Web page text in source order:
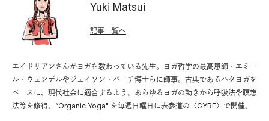
Yuki Matsui
エイドリアンさんがヨガを教わっている先生。ヨガ哲学の最高恩師・エミー
ル・ウェンデルやジェイソン・バーチ博士らに師事。古典であるハタヨガを
ベースに、現代社会に適合するよう、あらゆるヨガの動きから呼吸法や瞑想
法等を修得。“Organic Yoga" を毎週日曜日に表参道の〈GYRE〉で開催。
記事一覧へ